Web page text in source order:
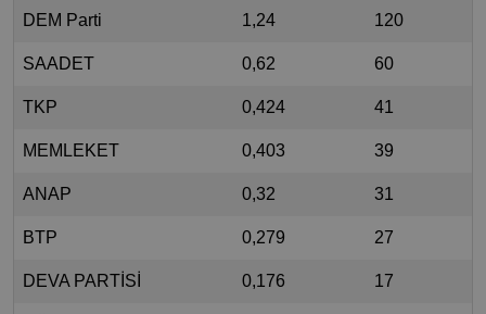
DEM Parti 1,24 120
SAADET 0,62 60
TKP 0,424 41
MEMLEKET 0,403 39
ANAP 0,32 31
BTP 0,279 27
DEVA PARTİSİ 0,176 17